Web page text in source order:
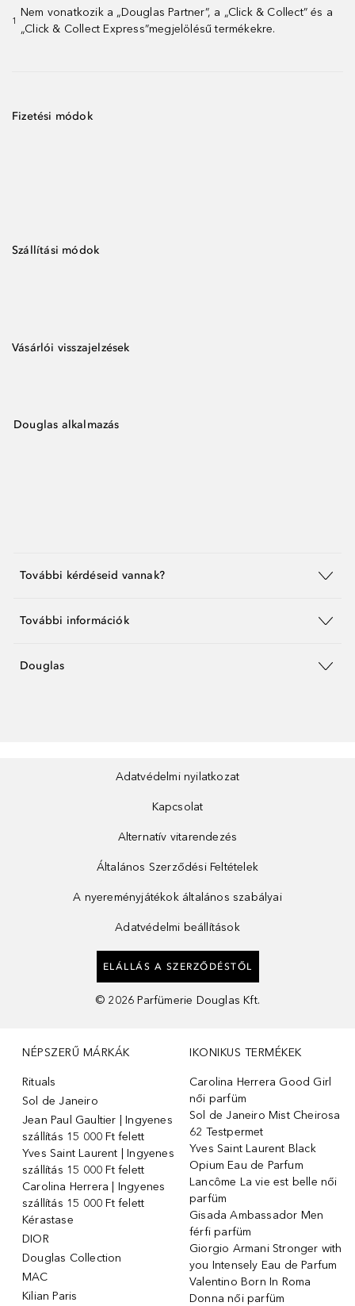
1
Nem vonatkozik a „Douglas Partner”, a „Click & Collect” és a
„Click & Collect Express”megjelölésű termékekre.
Fizetési módok
Szállítási módok
Vásárlói visszajelzések
Douglas alkalmazás
További kérdéseid vannak?
További információk
Douglas
Adatvédelmi nyilatkozat
Kapcsolat
Alternatív vitarendezés
Általános Szerződési Feltételek
A nyereményjátékok általános szabályai
Adatvédelmi beállítások
ELÁLLÁS A SZERZŐDÉSTŐL
© 2026 Parfümerie Douglas Kft.
NÉPSZERŰ MÁRKÁK
Rituals
Sol de Janeiro
Jean Paul Gaultier | Ingyenes
szállítás 15 000 Ft felett
Yves Saint Laurent | Ingyenes
szállítás 15 000 Ft felett
Carolina Herrera | Ingyenes
szállítás 15 000 Ft felett
Kérastase
DIOR
Douglas Collection
MAC
Kilian Paris
IKONIKUS TERMÉKEK
Carolina Herrera Good Girl
női parfüm
Sol de Janeiro Mist Cheirosa
62 Testpermet
Yves Saint Laurent Black
Opium Eau de Parfum
Lancôme La vie est belle női
parfüm
Gisada Ambassador Men
férfi parfüm
Giorgio Armani Stronger with
you Intensely Eau de Parfum
Valentino Born In Roma
Donna női parfüm